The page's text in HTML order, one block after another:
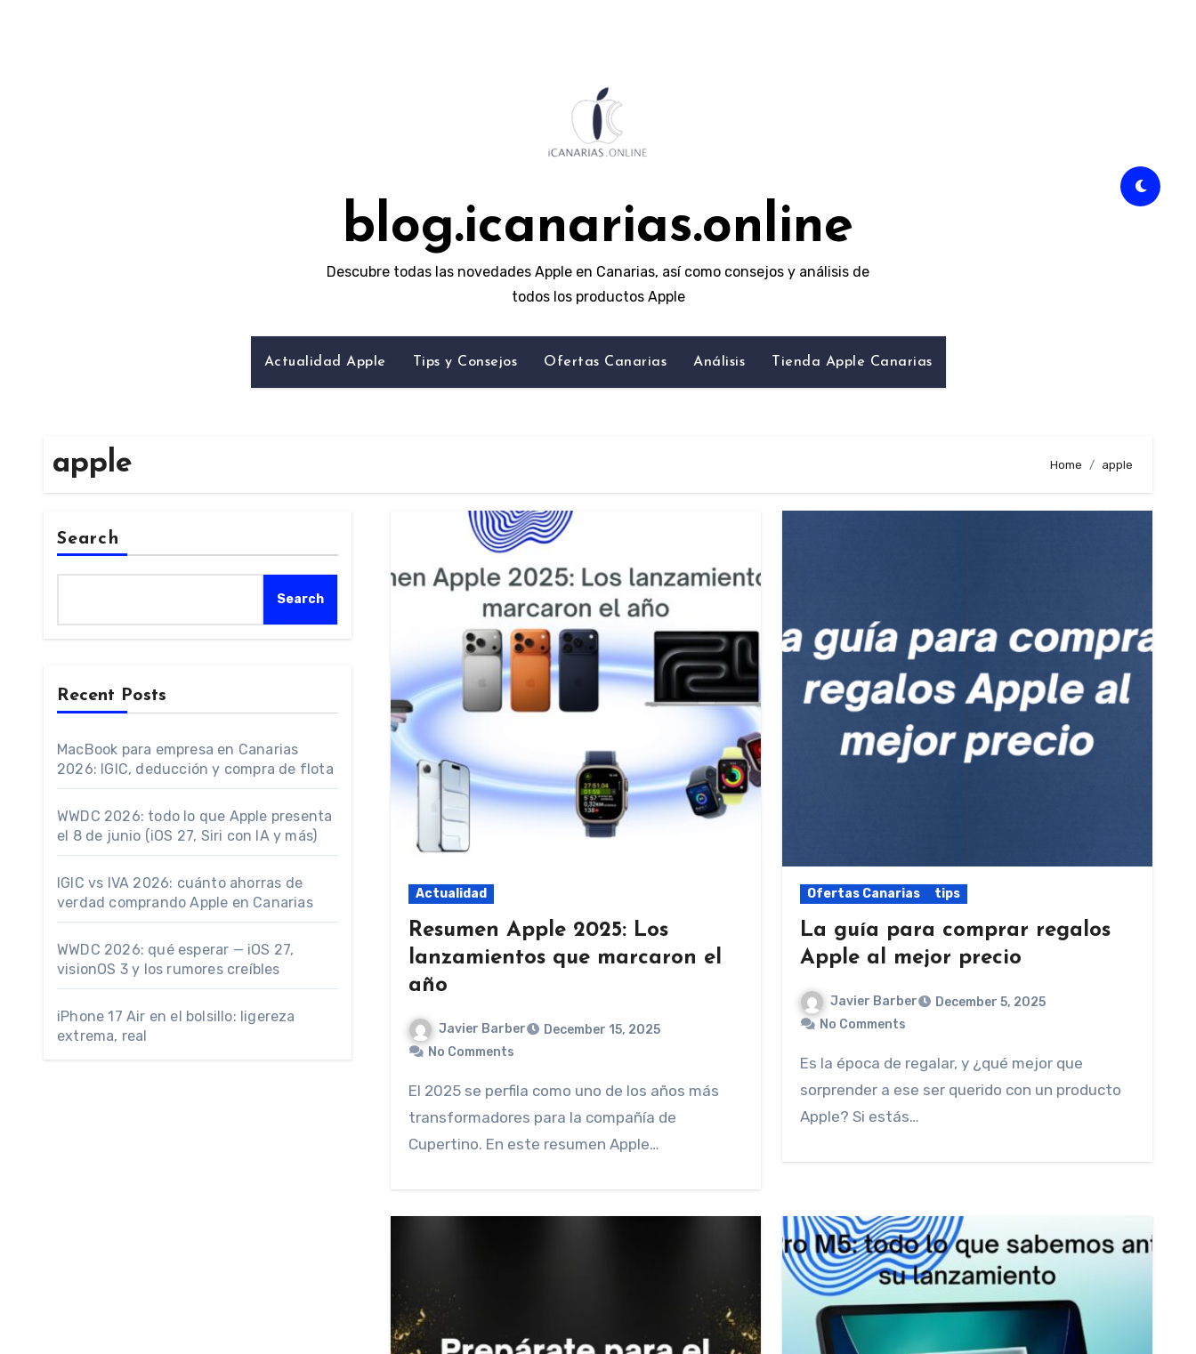
blog.icanarias.online
Descubre todas las novedades Apple en Canarias, así como consejos y análisis de
todos los productos Apple
Actualidad Apple Tips y Consejos Ofertas Canarias Análisis Tienda Apple Canarias
apple Home apple
Search
Search
Recent Posts
MacBook para empresa en Canarias
2026: IGIC, deducción y compra de flota
WWDC 2026: todo lo que Apple presenta
el 8 de junio (iOS 27, Siri con IA y más)
IGIC vs IVA 2026: cuánto ahorras de
verdad comprando Apple en Canarias
WWDC 2026: qué esperar — iOS 27,
visionOS 3 y los rumores creíbles
iPhone 17 Air en el bolsillo: ligereza
extrema, real
Actualidad
Resumen Apple 2025: Los
lanzamientos que marcaron el
año
Javier Barber
December 15, 2025
No Comments
El 2025 se perfila como uno de los años más
transformadores para la compañía de
Cupertino. En este resumen Apple…
Ofertas Canarias tips
La guía para comprar regalos
Apple al mejor precio
Javier Barber
December 5, 2025
No Comments
Es la época de regalar, y ¿qué mejor que
sorprender a ese ser querido con un producto
Apple? Si estás…